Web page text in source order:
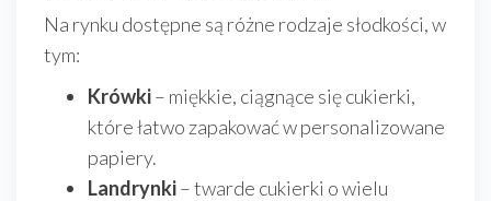
Na rynku dostępne są różne rodzaje słodkości, w
tym:
Krówki– miękkie, ciągnące się cukierki,
które łatwo zapakować w personalizowane
papiery.
Landrynki– twarde cukierki o wielu